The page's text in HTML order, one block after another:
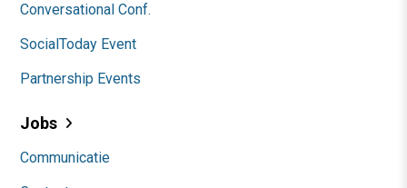
Conversational Conf.
SocialToday Event
Partnership Events
Jobs
Communicatie